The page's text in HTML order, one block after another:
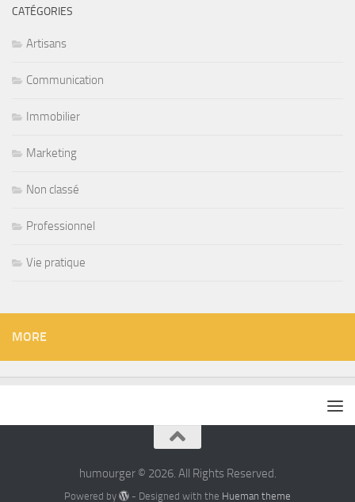
CATÉGORIES
Artisans
Communication
Immobilier
Marketing
Non classé
Professionnel
Vie pratique
MORE
humourger © 2026. All Rights Reserved.
Powered by - Designed with the Hueman theme